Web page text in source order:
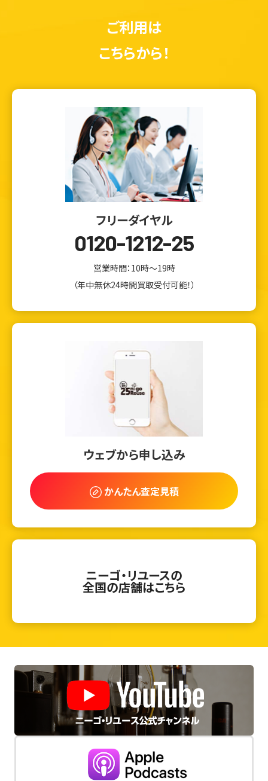
ご利用は
こちらから！
フリーダイヤル
0120-1212-25
営業時間：10時～19時
（年中無休24時間買取受付可能！）
ウェブから申し込み
かんたん査定見積
ニーゴ・リユースの
全国の店舗はこちら